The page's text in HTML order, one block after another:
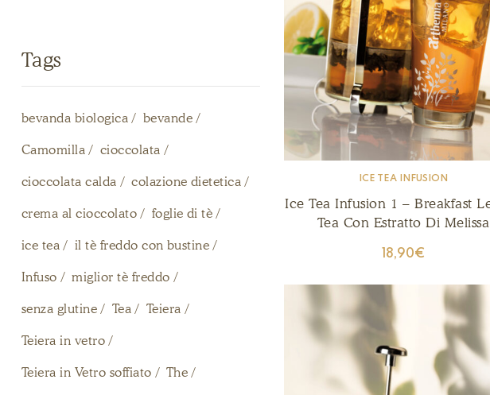
ICE TEA INFUSION
Ice Tea Infusion 1 – Breakfast
Tea Con Estratto Di Melissa
18,90€
Tags
bevanda biologica bevande
Camomilla cioccolata
cioccolata calda colazione dietetica
crema al cioccolato foglie di tè
ice tea il tè freddo con bustine
Infuso miglior tè freddo
senza glutine Tea Teiera
Teiera in vetro
Teiera in Vetro soffiato The